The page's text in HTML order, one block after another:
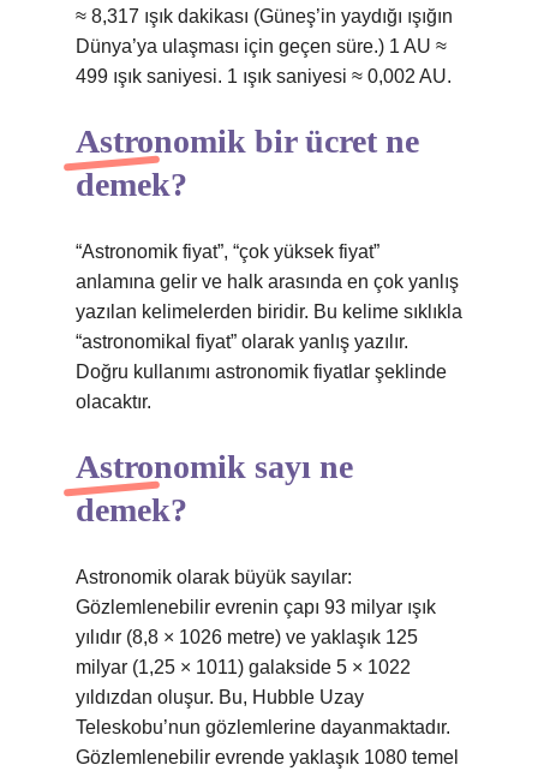
≈ 8,317 ışık dakikası (Güneş’in yaydığı ışığın
Dünya’ya ulaşması için geçen süre.) 1 AU ≈
499 ışık saniyesi. 1 ışık saniyesi ≈ 0,002 AU.
Astronomik bir ücret ne
demek?
“Astronomik fiyat”, “çok yüksek fiyat”
anlamına gelir ve halk arasında en çok yanlış
yazılan kelimelerden biridir. Bu kelime sıklıkla
“astronomikal fiyat” olarak yanlış yazılır.
Doğru kullanımı astronomik fiyatlar şeklinde
olacaktır.
Astronomik sayı ne
demek?
Astronomik olarak büyük sayılar:
Gözlemlenebilir evrenin çapı 93 milyar ışık
yılıdır (8,8 × 1026 metre) ve yaklaşık 125
milyar (1,25 × 1011) galakside 5 × 1022
yıldızdan oluşur. Bu, Hubble Uzay
Teleskobu’nun gözlemlerine dayanmaktadır.
Gözlemlenebilir evrende yaklaşık 1080 temel